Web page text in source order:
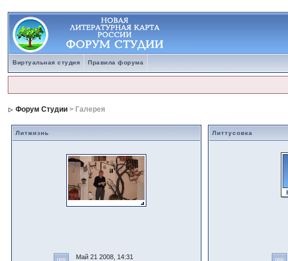
Виртуальная студия Правила форума
Форум Студии > Галерея
Литжизнь
Май 21 2008, 14:31
Литтусовка